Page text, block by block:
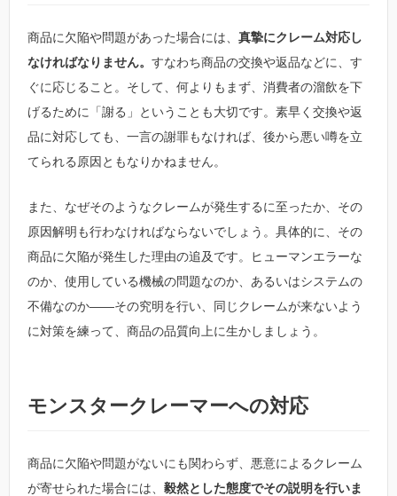
商品に欠陥や問題があった場合には、 真摯にクレーム対応し
なければなりません。 すなわち商品の交換や返品などに、す
ぐに応じること。そして、何よりもまず、消費者の溜飲を下
げるために「謝る」ということも大切です。素早く交換や返
品に対応しても、一言の謝罪もなければ、後から悪い噂を立
てられる原因ともなりかねません。
また、なぜそのようなクレームが発生するに至ったか、その
原因解明も行わなければならないでしょう。具体的に、その
商品に欠陥が発生した理由の追及です。ヒューマンエラーな
のか、使用している機械の問題なのか、あるいはシステムの
不備なのか――その究明を行い、同じクレームが来ないよう
に対策を練って、商品の品質向上に生かしましょう。
モンスタークレーマーへの対応
商品に欠陥や問題がないにも関わらず、悪意によるクレーム
が寄せられた場合には、 毅然とした態度でその説明を行いま